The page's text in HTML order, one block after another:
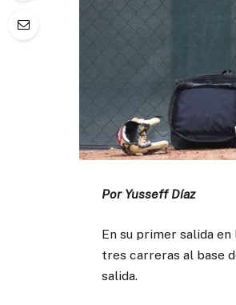
Por Yusseff Díaz
En su primer salida
tres carreras al base
salida.